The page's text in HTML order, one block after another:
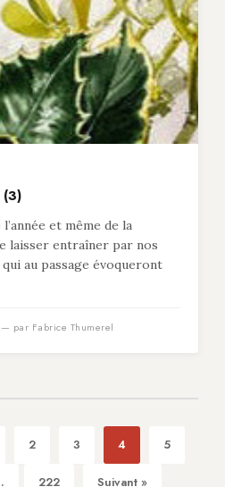
(3)
et même de la
laisser entraîner par nos
au passage évoqueront
— par Fabrice Thumerel
2 3 4 5
222 Suivant »